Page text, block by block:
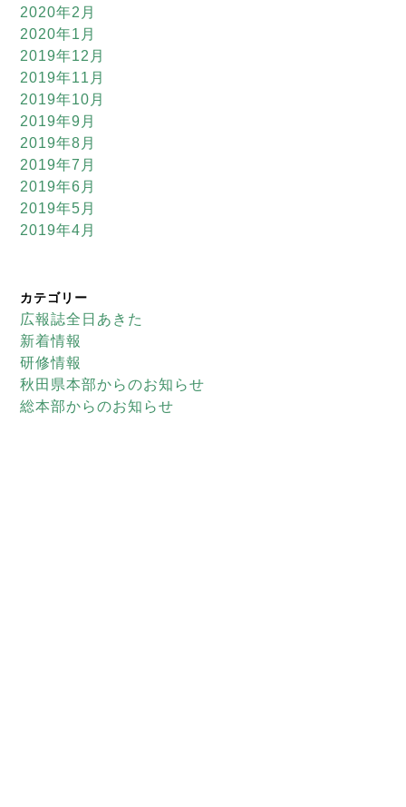
2020年2月
2020年1月
2019年12月
2019年11月
2019年10月
2019年9月
2019年8月
2019年7月
2019年6月
2019年5月
2019年4月
カテゴリー
広報誌全日あきた
新着情報
研修情報
秋田県本部からのお知らせ
総本部からのお知らせ